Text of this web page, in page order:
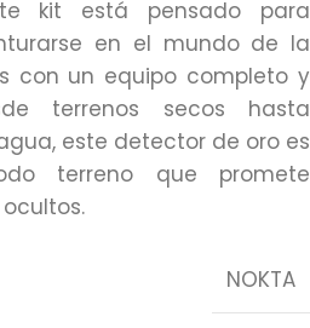
kit está pensado para
en el mundo de la
con un equipo completo y
terrenos secos hasta
este detector de oro es
terreno que promete
NOKTA